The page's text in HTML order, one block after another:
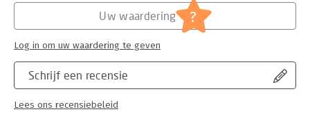
Hoofdrubriek: Mens en maatschappij
Schrijf een recensie
Lees ons recensiebeleid
Uw waardering ?
Log in om uw waardering te geven